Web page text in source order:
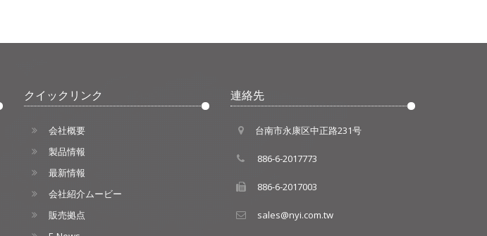
クイックリンク
会社概要
製品情報
最新情報
会社紹介ムービー
販売拠点
連絡先
台南市永康区中正路231号
886-6-2017773
886-6-2017003
sales@nyi.com.tw